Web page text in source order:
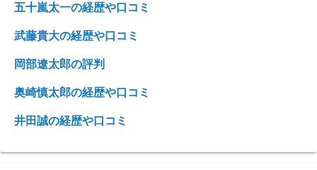
五十嵐太一の経歴や口コミ
武藤貴大の経歴や口コミ
岡部遼太郎の評判
奥崎慎太郎の経歴や口コミ
井田誠の経歴や口コミ